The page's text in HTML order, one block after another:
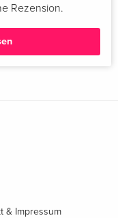
Rezension.
& Impressum